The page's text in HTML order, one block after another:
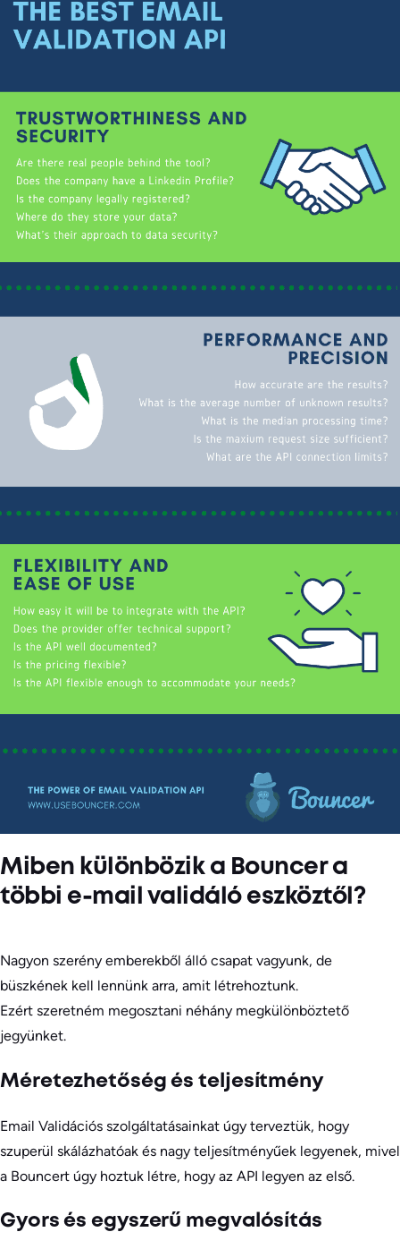
Miben különbözik a Bouncer a
többi e-mail validáló eszköztől?
Nagyon szerény emberekből álló csapat vagyunk, de
büszkének kell lennünk arra, amit létrehoztunk.
Ezért szeretném megosztani néhány megkülönböztető
jegyünket.
Méretezhetőség és teljesítmény
Email Validációs szolgáltatásainkat úgy terveztük, hogy
szuperül skálázhatóak és nagy teljesítményűek legyenek, mivel
a Bouncert úgy hoztuk létre, hogy az API legyen az első.
Gyors és egyszerű megvalósítás